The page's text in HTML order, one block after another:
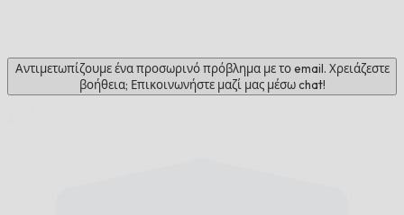
Αντιμετωπίζουμε ένα προσωρινό πρόβλημα με το email. Χρειάζεστε
βοήθεια; Επικοινωνήστε μαζί μας μέσω chat!